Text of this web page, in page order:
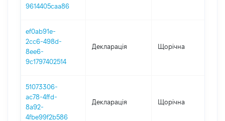
9614405caa86
ef0ab91e-
2cc6-498d-
8ee6-
9c1797402514
Декларація Щорічна
51073306-
ac78-4ffd-
8a92-
4fbe99f2b586
Декларація Щорічна